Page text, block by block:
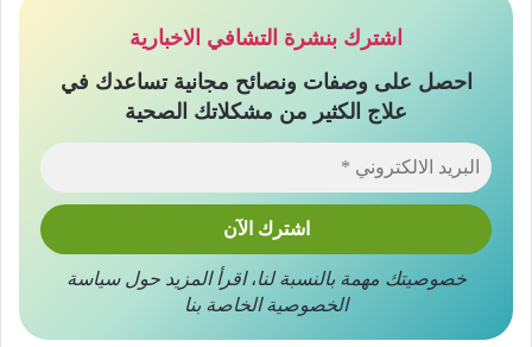
اشترك بنشرة التشافي الاخبارية
احصل على وصفات ونصائح مجانية تساعدك في
علاج الكثير من مشكلاتك الصحية
خصوصيتك مهمة بالنسبة لنا،اقرأ المزيد حولسياسة
الخصوصيةالخاصة بنا